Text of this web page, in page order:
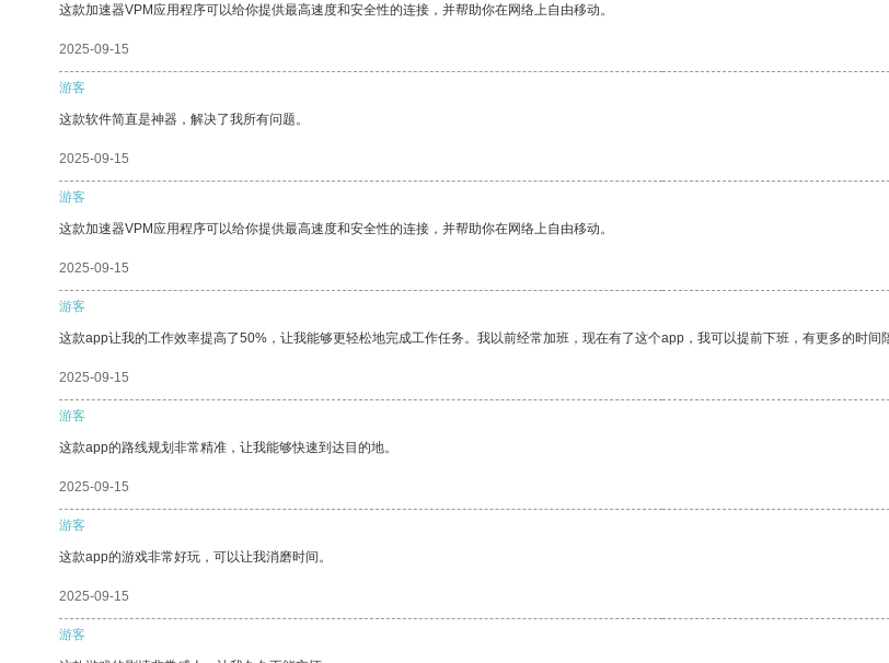
这款加速器VPM应用程序可以给你提供最高速度和安全性的连接，并帮助你在网络上自由移动。
2025-09-15
游客
这款软件简直是神器，解决了我所有问题。
2025-09-15
游客
这款加速器VPM应用程序可以给你提供最高速度和安全性的连接，并帮助你在网络上自由移动。
2025-09-15
游客
这款app让我的工作效率提高了50%，让我能够更轻松地完成工作任务。我以前经常加班，现在有了这个app，我可以提前下班，有更多的时间
2025-09-15
游客
这款app的路线规划非常精准，让我能够快速到达目的地。
2025-09-15
游客
这款app的游戏非常好玩，可以让我消磨时间。
2025-09-15
游客